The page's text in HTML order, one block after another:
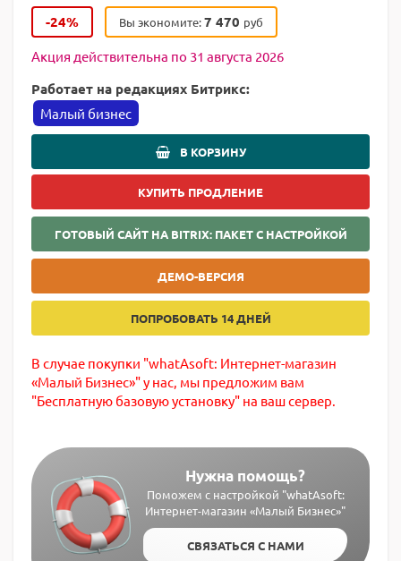
-24% Вы экономите:7 470 руб
Акция действительна по 31 августа 2026
Работает на редакциях Битрикс:
Малый бизнес
В КОРЗИНУ
КУПИТЬ ПРОДЛЕНИЕ
ГОТОВЫЙ САЙТ НА BITRIX: ПАКЕТ С НАСТРОЙКОЙ
ДЕМО-ВЕРСИЯ
ПОПРОБОВАТЬ 14 ДНЕЙ
В случае покупки "whatAsoft: Интернет-магазин
«Малый Бизнес»" у нас, мы предложим вам
"Бесплатную базовую установку" на ваш сервер.
Нужна помощь?
Поможем с настройкой "whatAsoft:
Интернет-магазин «Малый Бизнес»"
СВЯЗАТЬСЯ С НАМИ